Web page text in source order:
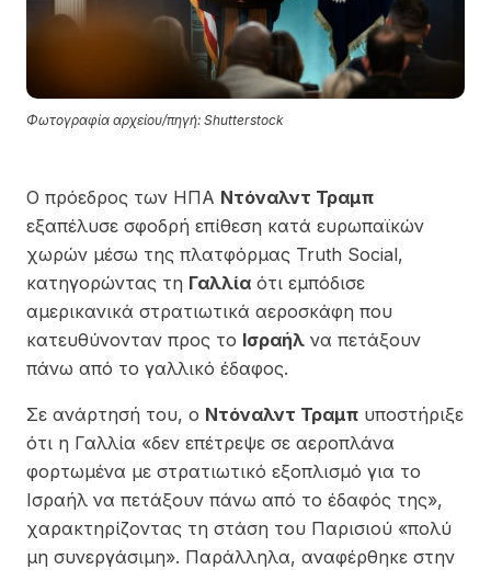
Φωτογραφία αρχείου/πηγή: Shutterstock
Ο πρόεδρος των ΗΠΑ Ντόναλντ Τραμπ
εξαπέλυσε σφοδρή επίθεση κατά ευρωπαϊκών
χωρών μέσω της πλατφόρμας Truth Social,
κατηγορώντας τη Γαλλία ότι εμπόδισε
αμερικανικά στρατιωτικά αεροσκάφη που
κατευθύνονταν προς το Ισραήλ να πετάξουν
πάνω από το γαλλικό έδαφος.
Σε ανάρτησή του, ο Ντόναλντ Τραμπ υποστήριξε
ότι η Γαλλία «δεν επέτρεψε σε αεροπλάνα
φορτωμένα με στρατιωτικό εξοπλισμό για το
Ισραήλ να πετάξουν πάνω από το έδαφός της»,
χαρακτηρίζοντας τη στάση του Παρισιού «πολύ
μη συνεργάσιμη». Παράλληλα, αναφέρθηκε στην